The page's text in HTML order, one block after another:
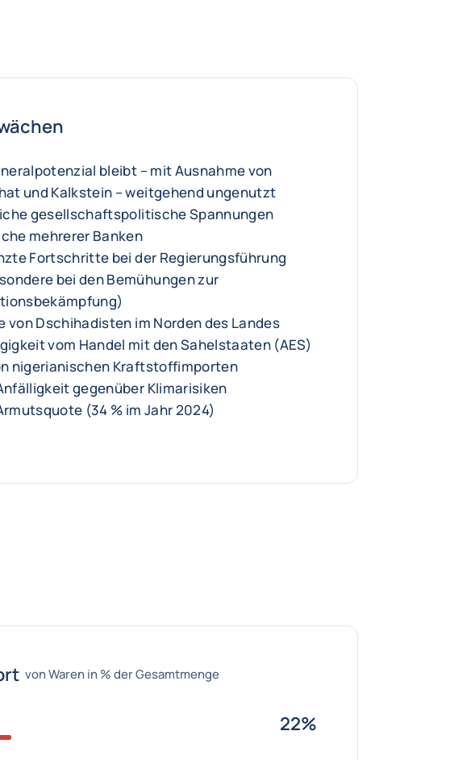
bleibt – mit Ausnahme von
und Kalkstein – weitgehend ungenutzt
gesellschaftspolitische Spannungen
mehrerer Banken
Fortschritte bei der Regierungsführung
bei den Bemühungen zur
von Dschihadisten im Norden des Landes
vom Handel mit den Sahelstaaten (AES)
nigerianischen Kraftstoffimporten
gegenüber Klimarisiken
(34 % im Jahr 2024)
von Waren in % der Gesamtmenge
22%